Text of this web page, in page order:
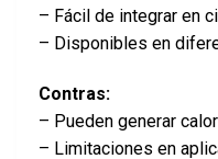
– Fácil de integrar en
– Disponibles en
Contras:
– Pueden generar
– Limitaciones en